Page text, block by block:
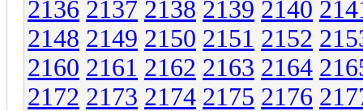
2136 2137 2138 2139 2140
2148 2149 2150 2151 2152
2160 2161 2162 2163 2164
2172 2173 2174 2175 2176